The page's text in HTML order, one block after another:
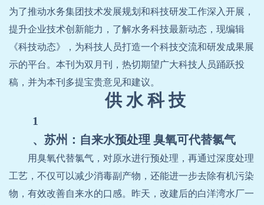
为了推动水务集团技术发展规划和科技研发工作深入开展，
提升企业技术创新能力，了解水务科技最新动态，现编辑
《科技动态》，为科技人员打造一个科技交流和研发成果展
示的平台。本刊为双月刊，热切期望广大科技人员踊跃投
稿，并为本刊多提宝贵意见和建议。
供 水 科 技
1
、苏州：自来水预处理 臭氧可代替氯气
用臭氧代替氯气，对原水进行预处理，再通过深度处理
工艺，不仅可以减少消毒副产物，还能进一步去除有机污染
物，有效改善自来水的口感。昨天，改建后的白洋湾水厂一